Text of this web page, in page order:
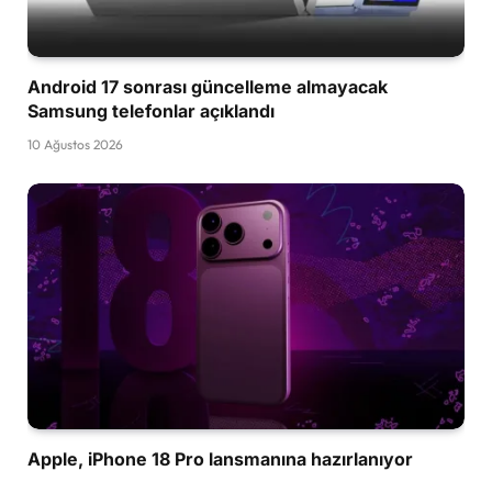
Android 17 sonrası güncelleme almayacak
Samsung telefonlar açıklandı
10 Ağustos 2026
Apple, iPhone 18 Pro lansmanına hazırlanıyor